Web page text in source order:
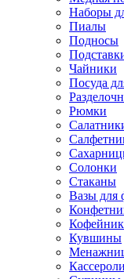
Наборы
Пиалы
Подносы
Чайники
Посуда
Рюмки
Солонки
Стаканы
Вазы для
Кувшины
Кассероли